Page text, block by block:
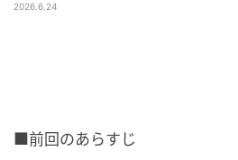
2026.6.24
■前回のあらすじ